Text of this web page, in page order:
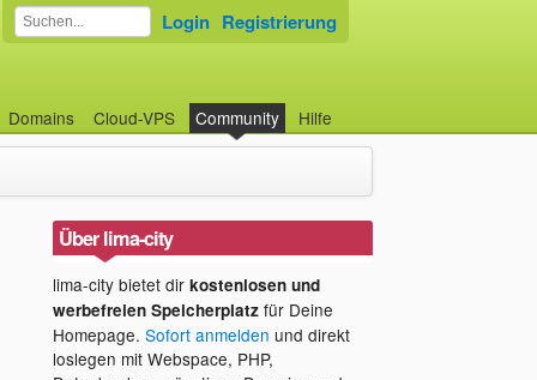
Domains Cloud-VPS Community Hilfe
Login Registrierung
Über lima-city
lima-city bietet dir kostenlosen und
werbefreien Speicherplatzfür Deine
Homepage. Sofort anmelden und direkt
loslegen mit Webspace, PHP,